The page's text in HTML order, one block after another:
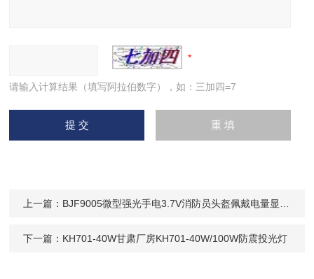
请输入计算结果（填写阿拉伯数字），如：三加四=7
上一篇： BJF9005微型强光手电3.7V消防员头盔佩戴电量显示3W
下一篇： KH701-40W甘肃厂房KH701-40W/100W防震投光灯